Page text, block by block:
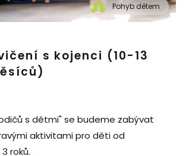
Pohyb dětem
s kojenci (10-13
s dětmi" se budeme zabývat
aktivitami pro děti od
roků.